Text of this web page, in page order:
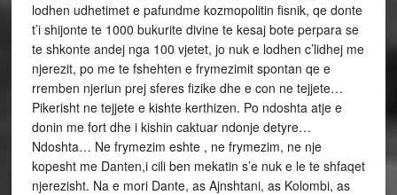
lodhen udhetimet e pafundme kozmopolitin fisnik, qe donte
t’i shijonte te 1000 bukurite divine te kesaj bote perpara se
te shkonte andej nga 100 vjetet, jo nuk e lodhen c’lidhej me
njerezit, po me te fshehten e frymezimit spontan qe e
rremben njeriun prej sferes fizike dhe e con ne tejjete…
Pikerisht ne tejjete e kishte kerthizen. Po ndoshta atje e
donin me fort dhe i kishin caktuar ndonje detyre…
Ndoshta… Ne frymezim eshte , ne frymezim, ne nje
kopesht me Danten,i cili ben mekatin s’e nuk e le te shfaqet
njerezisht. Na e mori Dante, as Ajnshtani, as Kolombi, as